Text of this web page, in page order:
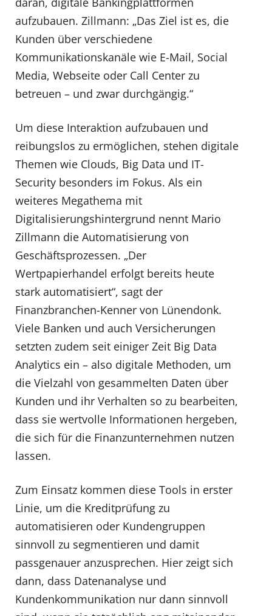
aufzubauen. Zillmann: „Das Ziel ist es, die
Kunden über verschiedene
Kommunikationskanäle wie E-Mail, Social
Media, Webseite oder Call Center zu
betreuen – und zwar durchgängig.“
Um diese Interaktion aufzubauen und
reibungslos zu ermöglichen, stehen digitale
Themen wie Clouds, Big Data und IT-
Security besonders im Fokus. Als ein
weiteres Megathema mit
Digitalisierungshintergrund nennt Mario
Zillmann die Automatisierung von
Geschäftsprozessen. „Der
Wertpapierhandel erfolgt bereits heute
stark automatisiert“, sagt der
Finanzbranchen-Kenner von Lünendonk.
Viele Banken und auch Versicherungen
setzten zudem seit einiger Zeit Big Data
Analytics ein – also digitale Methoden, um
die Vielzahl von gesammelten Daten über
Kunden und ihr Verhalten so zu bearbeiten,
dass sie wertvolle Informationen hergeben,
die sich für die Finanzunternehmen nutzen
lassen.
Zum Einsatz kommen diese Tools in erster
Linie, um die Kreditprüfung zu
automatisieren oder Kundengruppen
sinnvoll zu segmentieren und damit
passgenauer anzusprechen. Hier zeigt sich
dann, dass Datenanalyse und
Kundenkommunikation nur dann sinnvoll